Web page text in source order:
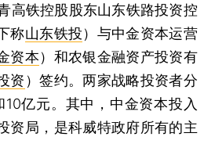
铁控股股东山东铁路投资控
称山东铁投）与中金资本运营
资本）和农银金融资产投资有
资 ）签约。两家战略投资者分
亿元。其中，中金资本投入
资局，是科威特政府所有的主